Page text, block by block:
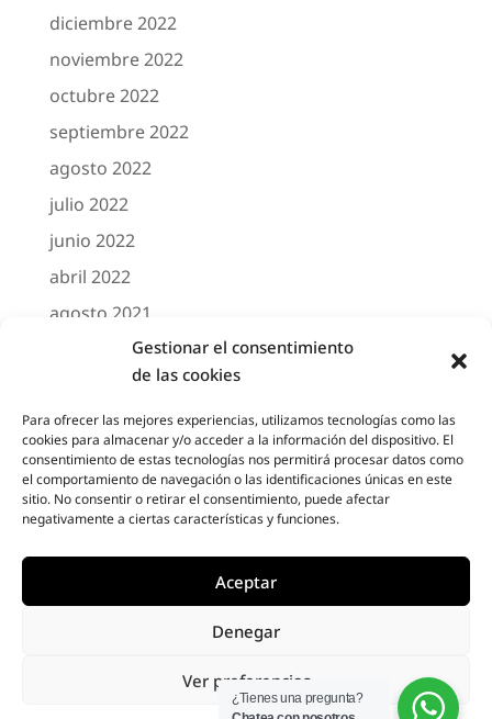
Gestionar el consentimiento
de las cookies
Para ofrecer las mejores experiencias, utilizamos tecnologías como las
cookies para almacenar y/o acceder a la información del dispositivo. El
consentimiento de estas tecnologías nos permitirá procesar datos como
el comportamiento de navegación o las identificaciones únicas en este
sitio. No consentir o retirar el consentimiento, puede afectar
negativamente a ciertas características y funciones.
Aceptar
Denegar
Ver preferencias
diciembre 2022
noviembre 2022
octubre 2022
septiembre 2022
agosto 2022
julio 2022
junio 2022
abril 2022
agosto 2021
marzo 2021
febrero 2021
octubre 2020
agosto 2020
junio 2020
mayo 2020
Elegant Themes | Powered by
Diseño Web a medida| Childtheme created
¿Tienes una pregunta?